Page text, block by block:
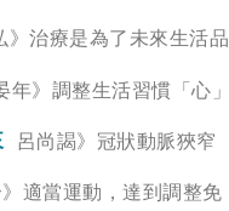
》治療是為了未來生活品
年》調整生活習慣「心」
呂尚謁》冠狀動脈狹窄
適當運動，達到調整免